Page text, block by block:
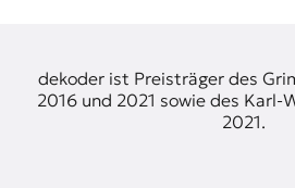
dekoder ist Preisträger des
2016 und 2021 sowie des Karl-
2021.